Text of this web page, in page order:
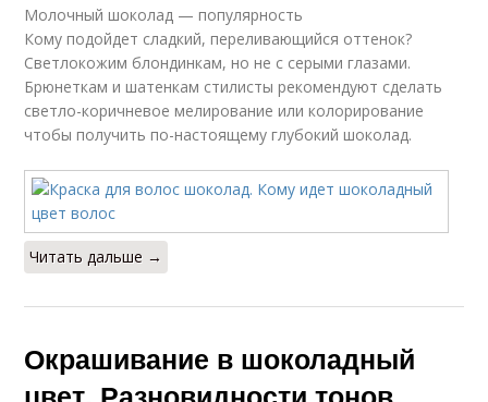
Молочный шоколад — популярность
Кому подойдет сладкий, переливающийся оттенок?
Светлокожим блондинкам, но не с серыми глазами.
Брюнеткам и шатенкам стилисты рекомендуют сделать
светло-коричневое мелирование или колорирование
чтобы получить по-настоящему глубокий шоколад.
Читать дальше →
Окрашивание в шоколадный